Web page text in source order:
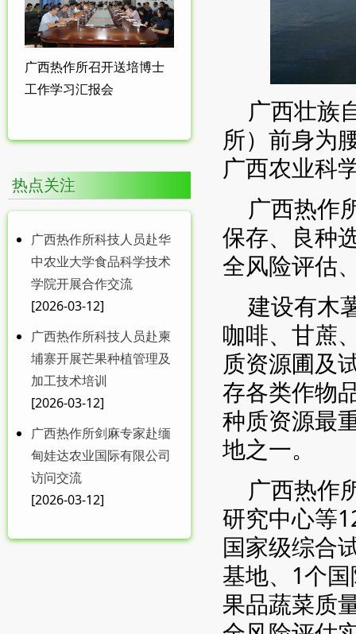
广西热作所召开送培博士
工作学习汇报会
热点关注
广西热作所科技人员赴华
中农业大学食品科学技术
学院开展合作交流
[2026-03-12]
广西热作所科技人员赴柬
埔寨开展芒果种植管理及
加工技术培训
[2026-03-12]
广西热作所剑麻专家赴缅
甸娃达农业国际有限公司
访问交流
[2026-03-12]
广西壮族
所）前身为
广西农业科
广西热作
保存、良种
全风险评估
建设有木
咖啡、甘蔗
质资源圃及
存各类作物
种质资源最
地之一。
广西热作
研究中心等
国家级综合
基地、1个
果品蔬菜质